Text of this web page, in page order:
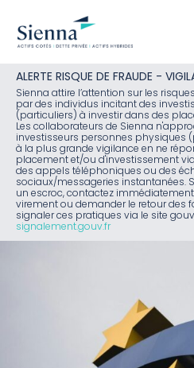
contenu
ALERTE RISQUE DE FRAUDE -
Sienna attire l’attention sur les
par des individus incitant des
(particuliers) à investir dans des
Les collaborateurs de Sienna
investisseurs personnes physiques
à la plus grande vigilance en ne
placement et/ou d'investissement
des appels téléphoniques ou des
sociaux/messageries instantanées.
un escroc, contactez
virement ou demander le retour des
signaler ces pratiques via le site
signalement.gouv.fr